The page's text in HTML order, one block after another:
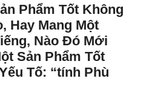
Phẩm Tốt Không
Hay Mang Một
Nào Đó Mới
Sản Phẩm Tốt
Tố: “tính Phù